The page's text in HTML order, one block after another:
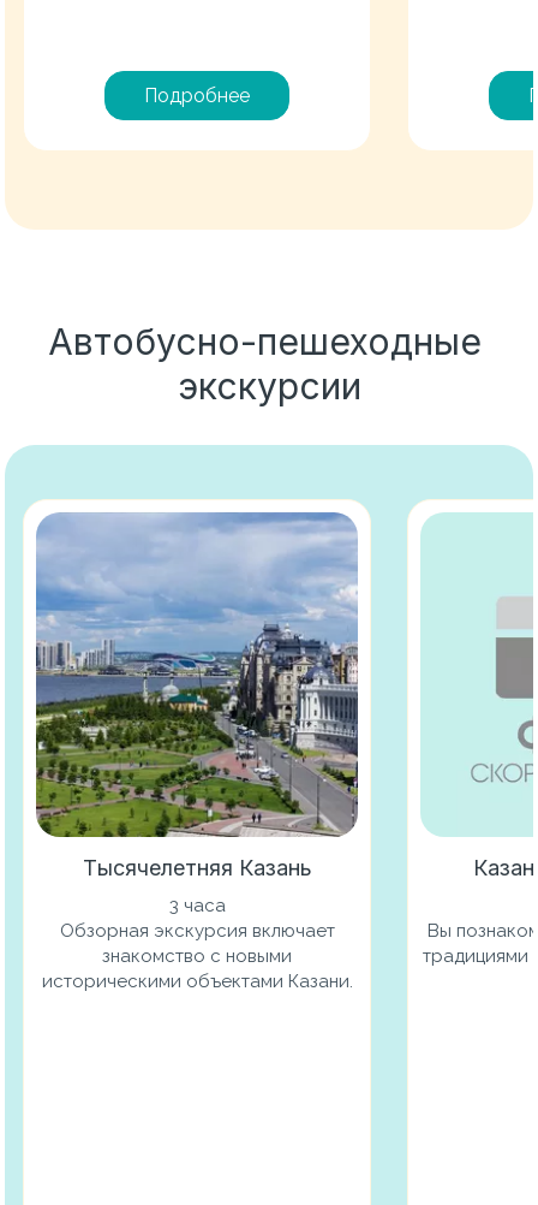
Подробнее
Автобусно-пешеходные
экскурсии
Тысячелетняя Казань
3 часа
Обзорная экскурсия включает
знакомство с новыми
историческими объектами Казани.
Вы
традициями